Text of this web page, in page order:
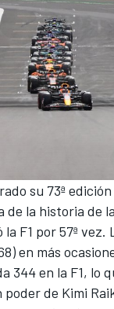
su 73ª
de la historia de la
F1 por 57ª
en más
344 en la F1, lo
poder de Kimi